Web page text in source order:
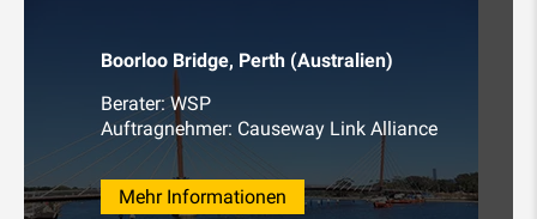
Boorloo Bridge, Perth (Australien)
Berater: WSP
Auftragnehmer: Causeway Link Alliance
Mehr Informationen